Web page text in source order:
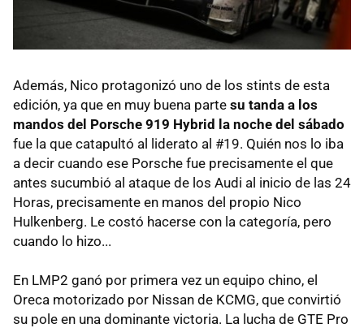
Además, Nico protagonizó uno de los stints de esta
edición, ya que en muy buena parte su tanda a los
mandos del Porsche 919 Hybrid la noche del sábado
fue la que catapultó al liderato al #19. Quién nos lo iba
a decir cuando ese Porsche fue precisamente el que
antes sucumbió al ataque de los Audi al inicio de las 24
Horas, precisamente en manos del propio Nico
Hulkenberg. Le costó hacerse con la categoría, pero
cuando lo hizo...
En LMP2 ganó por primera vez un equipo chino, el
Oreca motorizado por Nissan de KCMG, que convirtió
su pole en una dominante victoria. La lucha de GTE Pro